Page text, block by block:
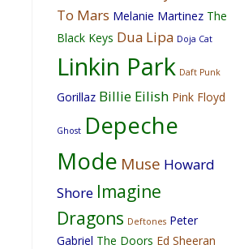
To Mars Melanie Martinez The
Black Keys Dua Lipa Doja Cat
Linkin Park Daft Punk
Gorillaz Billie Eilish Pink Floyd
Ghost Depeche
Mode Muse Howard
Shore Imagine
Dragons Deftones Peter
Gabriel The Doors Ed Sheeran